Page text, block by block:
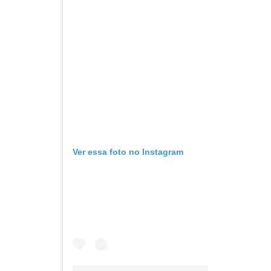
Ver essa foto no Instagram